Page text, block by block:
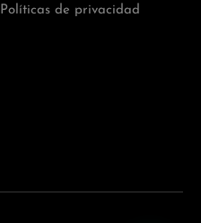
Políticas de privacidad